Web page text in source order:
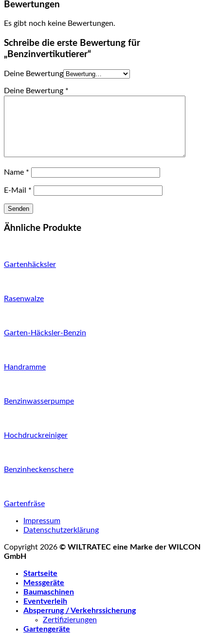
Bewertungen
Es gibt noch keine Bewertungen.
Schreibe die erste Bewertung für
„Benzinvertikutierer“
Deine Bewertung
Deine Bewertung *
Name *
E-Mail *
Ähnliche Produkte
Gartenhäcksler
Rasenwalze
Garten-Häcksler-Benzin
Handramme
Benzinwasserpumpe
Hochdruckreiniger
Benzinheckenschere
Gartenfräse
Impressum
Datenschutzerklärung
Copyright 2026 © WILTRATEC eine Marke der WILCON
GmbH
Startseite
Messgeräte
Baumaschinen
Eventverleih
Absperrung / Verkehrssicherung
Zertifizierungen
Gartengeräte